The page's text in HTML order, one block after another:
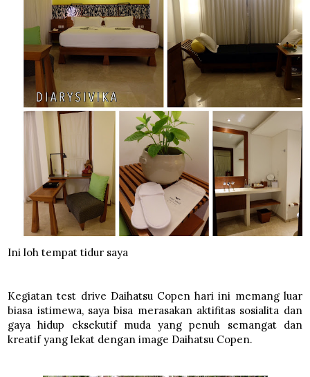
Ini loh tempat tidur saya
Kegiatan test drive Daihatsu Copen hari ini memang luar
biasa istimewa, saya bisa merasakan aktifitas sosialita dan
gaya hidup eksekutif muda yang penuh semangat dan
kreatif yang lekat dengan image Daihatsu Copen.